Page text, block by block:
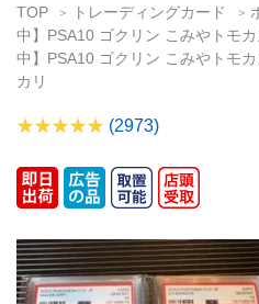
TOP トレーディングカード
中】PSA10 ゴクリン こみやトモ
中】PSA10 ゴクリン こみやトモ
カリ
(2973)